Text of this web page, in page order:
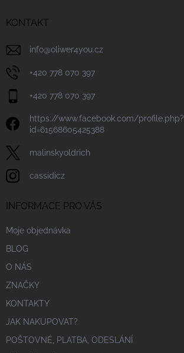
KONTAKT
info@oliwer4you.cz
+420 778 070 397
+420 778 070 397
https://www.facebook.com/profile.php?
id=61568605425388
malinskyoldrich
cassidicz
INFORMACE PRO VÁS
Moje objednávka
BLOG
O NÁS
ZNAČKY
KONTAKTY
JAK NAKUPOVAT?
POŠTOVNÉ, PLATBA, ODESLÁNÍ